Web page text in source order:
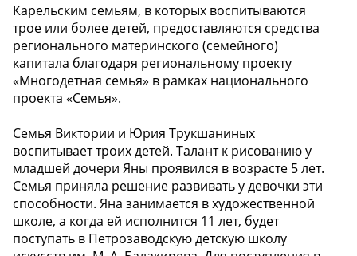
Карельским семьям, в которых воспитываются
трое или более детей, предоставляются средства
регионального материнского (семейного)
капитала благодаря региональному проекту
«Многодетная семья» в рамках национального
проекта «Семья».
Семья Виктории и Юрия Трукшаниных
воспитывает троих детей. Талант к рисованию у
младшей дочери Яны проявился в возрасте 5 лет.
Семья приняла решение развивать у девочки эти
способности. Яна занимается в художественной
школе, а когда ей исполнится 11 лет, будет
поступать в Петрозаводскую детскую школу